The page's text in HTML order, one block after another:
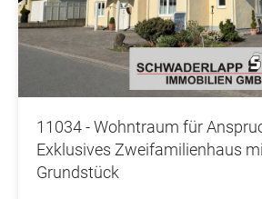
11034 - Wohntraum für
Exklusives Zweifamilienhaus
Grundstück